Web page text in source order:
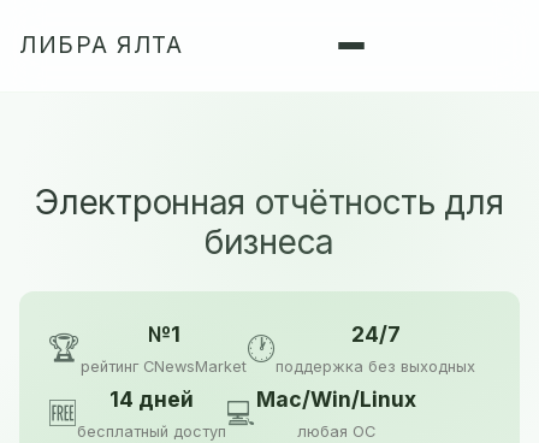
ЛИБРА ЯЛТА
Электронная отчётность для
бизнеса
🏆 №1
рейтинг CNewsMarket
🕐 24/7
поддержка без выходных
🆓 14 дней
бесплатный доступ
💻Mac/Win/Linux
любая ОС